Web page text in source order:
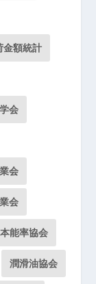
金額統計
会
会
会
能率協会
潤滑油協会